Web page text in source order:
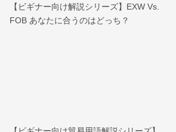
【ビギナー向け解説シリーズ】EXW Vs.
FOB あなたに合うのはどっち？